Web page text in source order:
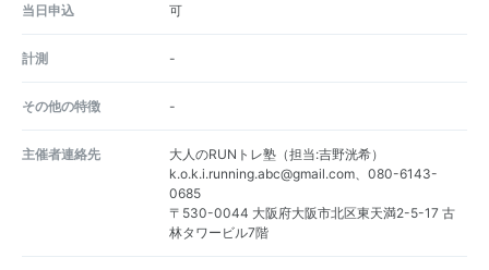
当日申込 可
計測 -
その他の特徴 -
主催者連絡先
大人のRUNトレ塾（担当:吉野洸希）
k.o.k.i.running.abc@gmail.com、080-6143-
0685
〒530-0044 大阪府大阪市北区東天満2-5-17 古
林タワービル7階